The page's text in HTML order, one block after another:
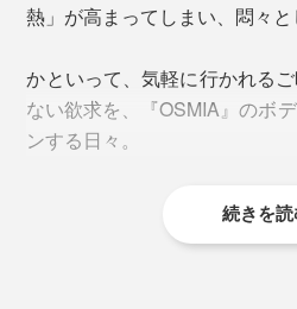
写真左２つ「OSMIAバーソープ」※本品。写
リキッドタイプの「
始まりは、エーロ氏の少年時代
大学生になると、オリジナル
手作りし、自転車のカゴに入
熱」が高まってしまい、悶々と
かといって、気軽に行かれる
ない欲求を、『OSMIA』のボ
ンする日々。
続きを読